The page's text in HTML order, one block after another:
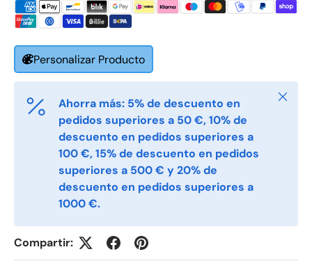
Etternavn *
E-post
Telefon
Postnummer
Personalizar Producto
Ahorra más: 5% de descuento en
pedidos superiores a 50 €, 10% de
descuento en pedidos superiores a
100 €, 15% de descuento en pedidos
superiores a 500 € y 20% de
descuento en pedidos superiores a
1000 €.
Cerrar
Compartir: